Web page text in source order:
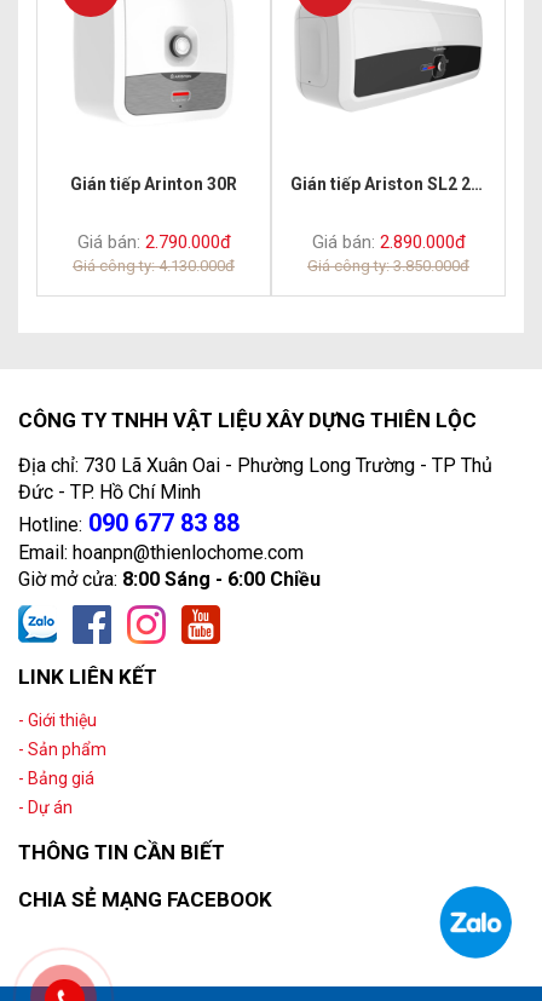
Gián tiếp Arinton 30R
Giá bán: 2.790.000đ
Giá công ty: 4.130.000đ
Gián tiếp Ariston SL2 20 RS
Giá bán: 2.890.000đ
Giá công ty: 3.850.000đ
CÔNG TY TNHH VẬT LIỆU XÂY DỰNG THIÊN LỘC
Địa chỉ: 730 Lã Xuân Oai - Phường Long Trường - TP Thủ
Đức - TP. Hồ Chí Minh
Hotline: 090 677 83 88
Email: hoanpn@thienlochome.com
Giờ mở cửa: 8:00 Sáng - 6:00 Chiều
LINK LIÊN KẾT
- Giới thiệu
- Sản phẩm
- Bảng giá
- Dự án
THÔNG TIN CẦN BIẾT
CHIA SẺ MẠNG FACEBOOK